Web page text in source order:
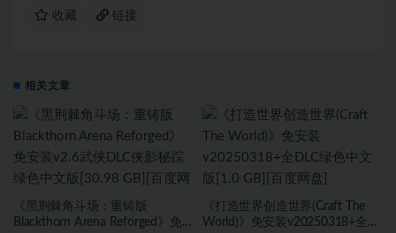
收藏 链接
相关文章
《黑荆棘角斗场：重铸版
Blackthorn Arena Reforged》免
《打造世界创造世界(Craft The
World)》免安装v20250318+全